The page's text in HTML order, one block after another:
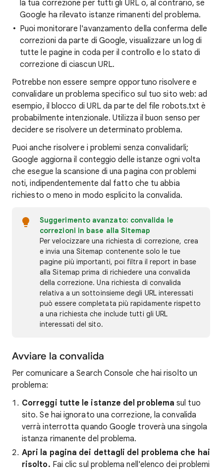
la tua correzione per tutti gli URL o, al contrario, se
Google ha rilevato istanze rimanenti del problema.
Puoi monitorare l'avanzamento della conferma delle
correzioni da parte di Google, visualizzare un log di
tutte le pagine in coda per il controllo e lo stato di
correzione di ciascun URL.
Potrebbe non essere sempre opportuno risolvere e
convalidare un problema specifico sul tuo sito web: ad
esempio, il blocco di URL da parte del file robots.txt è
probabilmente intenzionale. Utilizza il buon senso per
decidere se risolvere un determinato problema.
Puoi anche risolvere i problemi senza convalidarli;
Google aggiorna il conteggio delle istanze ogni volta
che esegue la scansione di una pagina con problemi
noti, indipendentemente dal fatto che tu abbia
richiesto o meno in modo esplicito la convalida.
Suggerimento avanzato: convalida le
correzioni in base alla Sitemap
Per velocizzare una richiesta di correzione, crea
e invia una Sitemap contenente solo le tue
pagine più importanti, poi filtra il report in base
alla Sitemap prima di richiedere una convalida
della correzione. Una richiesta di convalida
relativa a un sottoinsieme degli URL interessati
può essere completata più rapidamente rispetto
a una richiesta che include tutti gli URL
interessati del sito.
Avviare la convalida
Per comunicare a Search Console che hai risolto un
problema:
Correggi tutte le istanze del problema sul tuo
sito. Se hai ignorato una correzione, la convalida
verrà interrotta quando Google troverà una singola
istanza rimanente del problema.
Apri la pagina dei dettagli del problema che hai
risolto. Fai clic sul problema nell'elenco dei problemi